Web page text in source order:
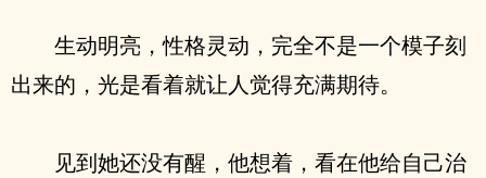
生动明亮，性格灵动，完全不是一个模子刻
出来的，光是看着就让人觉得充满期待。
见到她还没有醒，他想着，看在他给自己治